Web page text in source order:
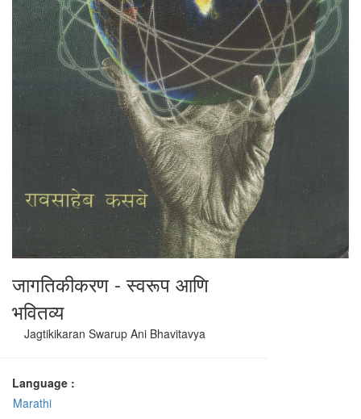
जागतिकीकरण - स्वरूप आणि
भवितव्य
Jagtikikaran Swarup Ani Bhavitavya
Language :
Marathi